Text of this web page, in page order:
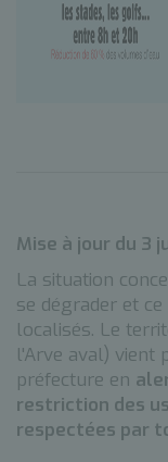
Mise à jour du 3
La situation
se dégrader et
localisés. Le
l'Arve aval) vient
préfecture en
restriction des
respectées par